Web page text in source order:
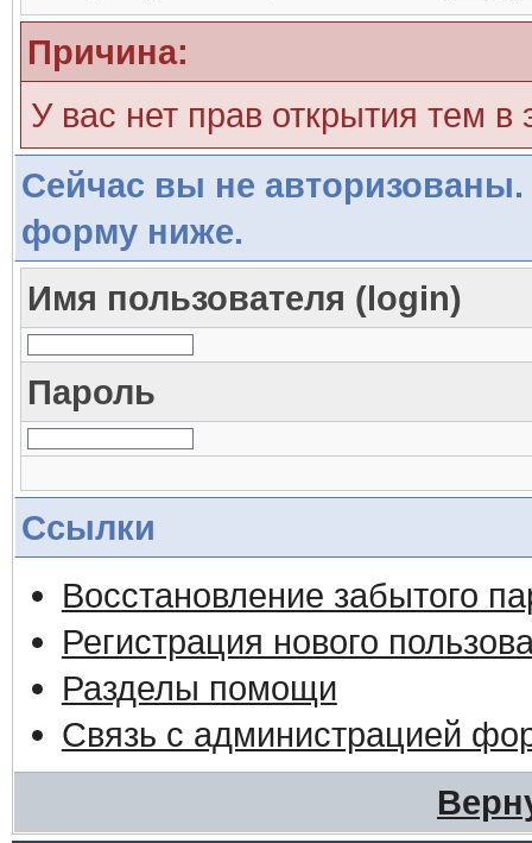
Причина:
У вас нет прав открытия тем
Сейчас вы не авторизованы.
форму ниже.
Имя пользователя (login)
Пароль
Ссылки
Восстановление забытого
Регистрация нового
Разделы помощи
Связь с администрацией